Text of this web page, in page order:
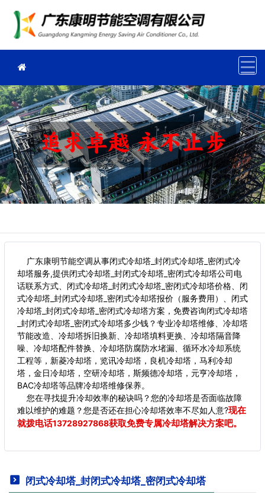
广东康明节能空调从事闭式冷却塔_封闭式冷却塔_密闭式冷
却塔服务,提供闭式冷却塔_封闭式冷却塔_密闭式冷却塔公司电
话联系方式、闭式冷却塔_封闭式冷却塔_密闭式冷却塔价格、闭
式冷却塔_封闭式冷却塔_密闭式冷却塔报价（服务费用）、闭式
冷却塔_封闭式冷却塔_密闭式冷却塔方案，免费咨询闭式冷却塔
_封闭式冷却塔_密闭式冷却塔多少钱？专业冷却塔维修、冷却塔
节能改造、冷却塔拆旧换新、冷却塔填料更换、冷却塔隔音降
噪、冷却塔配件替换、冷却塔防腐防水堵漏、循环水冷却系统
工程等，新菱冷却塔，览讯冷却塔，良机冷却塔，马利冷却
塔，金日冷却塔，空研冷却塔，斯频德冷却塔，元亨冷却塔，
BAC冷却塔等品牌冷却塔维修保养。
您在寻找提升冷却效率的秘诀吗？您的冷却塔是否面临故障
难以维护的难题？您是否还在担心冷却塔效率不尽如人意?现在
就拨电话13728927868获取免费专属冷却塔解决方案吧。
闭式冷却塔_封闭式冷却塔_密闭式冷却塔